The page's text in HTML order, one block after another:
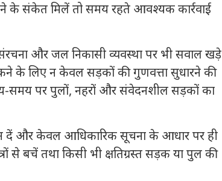
के संकेत मिलें तो समय रहते आवश्यक कार्रवाई
और जल निकासी व्यवस्था पर भी सवाल खड़े
के लिए न केवल सड़कों की गुणवत्ता सुधारने की
समय पर पुलों, नहरों और संवेदनशील सड़कों का
न दें और केवल आधिकारिक सूचना के आधार पर ही
से बचें तथा किसी भी क्षतिग्रस्त सड़क या पुल की